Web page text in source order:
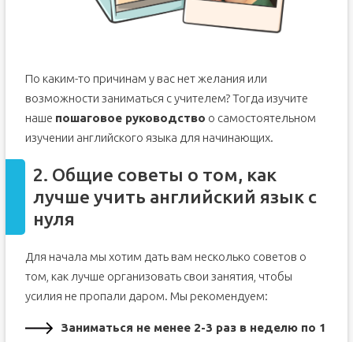
По каким-то причинам у вас нет желания или
возможности заниматься с учителем? Тогда изучите
наше пошаговое руководство о самостоятельном
изучении английского языка для начинающих.
2. Общие советы о том, как
лучше учить английский язык с
нуля
Для начала мы хотим дать вам несколько советов о
том, как лучше организовать свои занятия, чтобы
усилия не пропали даром. Мы рекомендуем:
Заниматься не менее 2-3 раз в неделю по 1